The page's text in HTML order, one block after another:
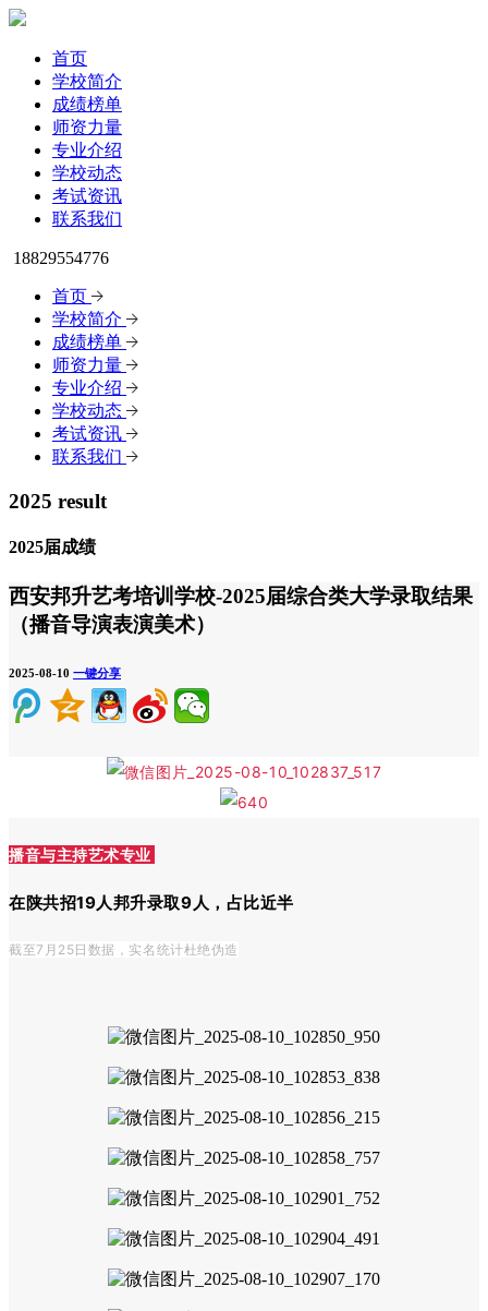
首页
学校简介
成绩榜单
师资力量
专业介绍
学校动态
考试资讯
联系我们
18829554776
首页
学校简介
成绩榜单
师资力量
专业介绍
学校动态
考试资讯
联系我们
2025 result
2025届成绩
西安邦升艺考培训学校-2025届综合类大学录取结果
（播音导演表演美术）
2025-08-10 一键分享
播音与主持艺术专业
在陕共招19人邦升录取9人，占比近半
截至7月25日数据，实名统计杜绝伪造